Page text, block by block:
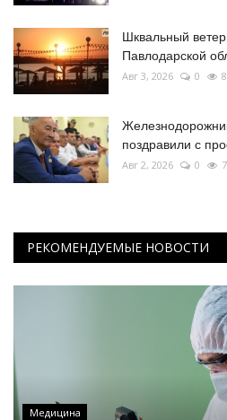
Шквальный
Павлодарской
Авг 3, 2026 0
поздравили с
Авг 2, 2026 0
РЕКОМЕНДУЕМЫЕ НОВОСТИ
Медицина